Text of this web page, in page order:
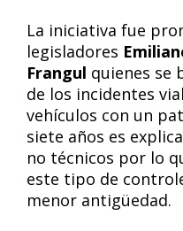
La iniciativa fue
legisladores
Frangul quienes se
de los incidentes
vehículos con un
siete años es
no técnicos por lo
este tipo de
menor antigüedad.